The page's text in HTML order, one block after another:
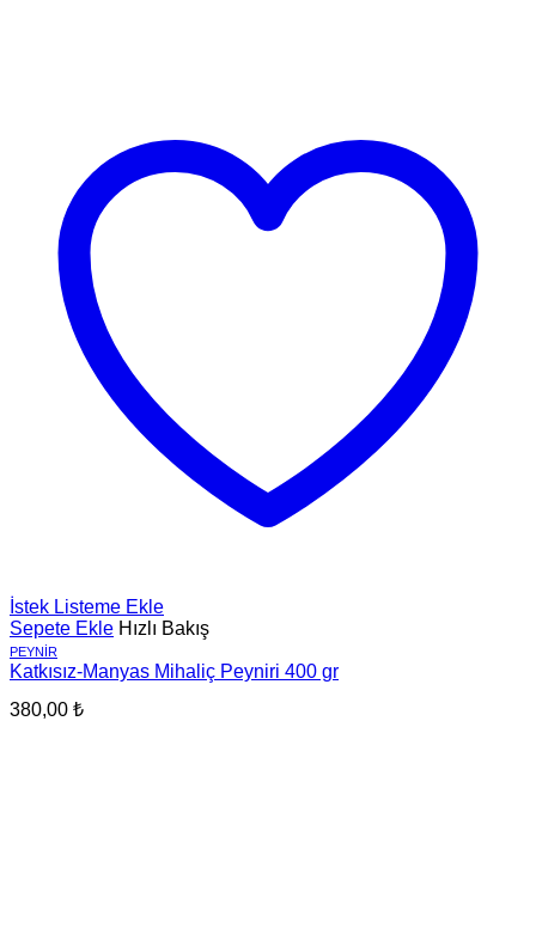
İstek Listeme Ekle
Sepete Ekle Hızlı Bakış
PEYNIR
Katkısız-Manyas Mihaliç Peyniri 400 gr
380,00 ₺